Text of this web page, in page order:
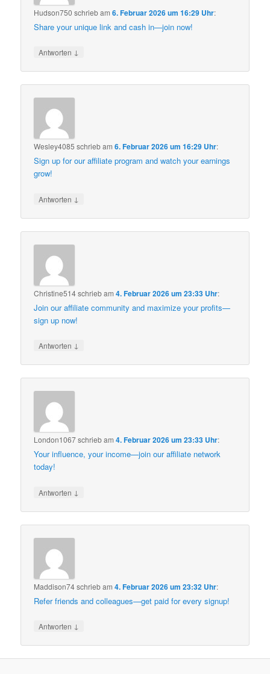
Hudson750 schriebam6. Februar 2026 um 16:29 Uhr:
Share your unique link and cash in—join now!
Antworten ↓
Wesley4085 schriebam6. Februar 2026 um 16:29 Uhr:
Sign up for our affiliate program and watch your earnings
grow!
Antworten ↓
Christine514schriebam4. Februar 2026 um 23:33 Uhr:
Join our affiliate community and maximize your profits—
sign up now!
Antworten ↓
London1067schriebam4. Februar 2026 um 23:33 Uhr:
Your influence, your income—join our affiliate network
today!
Antworten ↓
Maddison74schriebam4. Februar 2026 um 23:32 Uhr:
Refer friends and colleagues—get paid for every signup!
Antworten ↓